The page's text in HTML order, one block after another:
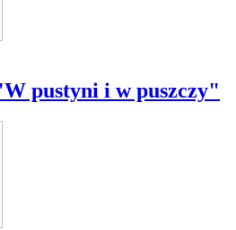
pustyni i w puszczy"